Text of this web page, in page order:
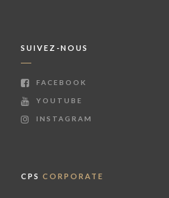
SUIVEZ-NOUS
FACEBOOK
YOUTUBE
INSTAGRAM
CPS CORPORATE